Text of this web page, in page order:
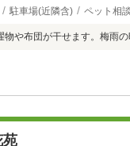
駐車場(近隣含) ペット相
物や布団が干せます。梅雨
苑